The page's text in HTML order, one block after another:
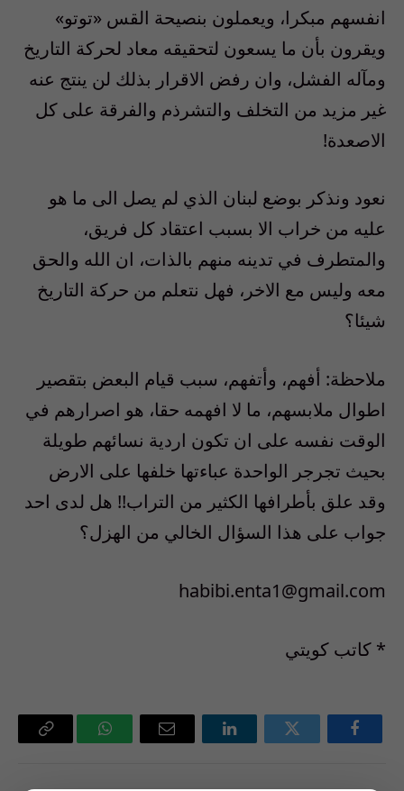
انفسهم مبكرا، ويعملون بنصيحة القس «توتو»
ويقرون بأن ما يسعون لتحقيقه معاد لحركة التاريخ
ومآله الفشل، وان رفض الاقرار بذلك لن ينتج عنه
غير مزيد من التخلف والتشرذم والفرقة على كل
الاصعدة!
نعود ونذكر بوضع لبنان الذي لم يصل الى ما هو
عليه من خراب الا بسبب اعتقاد كل فريق،
والمتطرف في تدينه منهم بالذات، ان الله والحق
معه وليس مع الاخر، فهل نتعلم من حركة التاريخ
شيئا؟
ملاحظة: أفهم، وأتفهم، سبب قيام البعض بتقصير
اطوال ملابسهم، ما لا افهمه حقا، هو اصرارهم في
الوقت نفسه على ان تكون اردية نسائهم طويلة
بحيث تجرجر الواحدة عباءتها خلفها على الارض
وقد علق بأطرافها الكثير من التراب!! هل لدى احد
جواب على هذا السؤال الخالي من الهزل؟
habibi.enta1@gmail.com
* كاتب كويتي
فيسبوك تويتر لينكدإن
البريد
واتساب Copy